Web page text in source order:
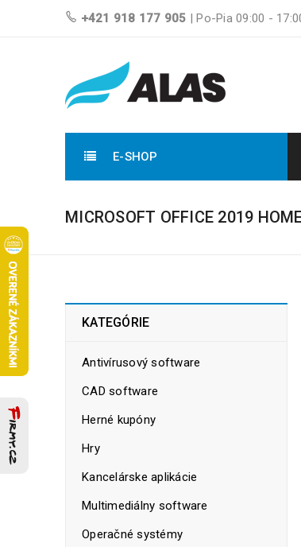
+421 918 177 905 | Po-Pia 09:00 -
E-SHOP
MICROSOFT OFFICE 2019
KATEGÓRIE
Antivírusový software
CAD software
Herné kupóny
Hry
Kancelárske aplikácie
Multimediálny software
Operačné systémy